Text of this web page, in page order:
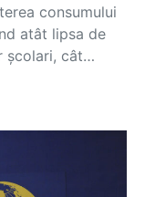
consumului
atât lipsa de
școlari, cât…